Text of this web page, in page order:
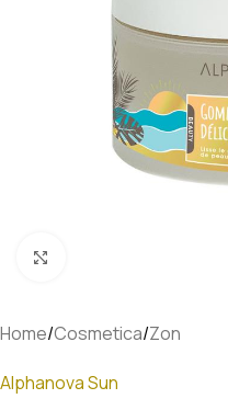
Home/Cosmetica/Zon
Alphanova Sun